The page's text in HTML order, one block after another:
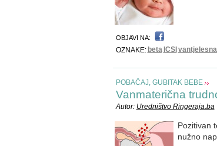
OBJAVI NA:
OZNAKE: beta ICSI
POBAČAJ, GUBITAK BEBE
Vanmaterična
Autor: Uredništvo Ringeraja.ba
Pozitivan
nužno